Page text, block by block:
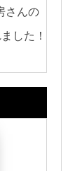
さんの
した！